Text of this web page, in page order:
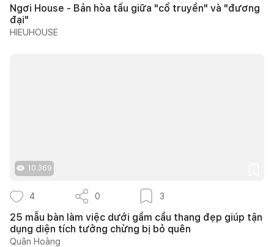
Ngơi House - Bản hòa tấu giữa "cổ truyền" và "đương
đại"
HIEUHOUSE
10.369
4 0 3
25 mẫu bàn làm việc dưới gầm cầu thang đẹp giúp tận
dụng diện tích tưởng chừng bị bỏ quên
Quân Hoàng